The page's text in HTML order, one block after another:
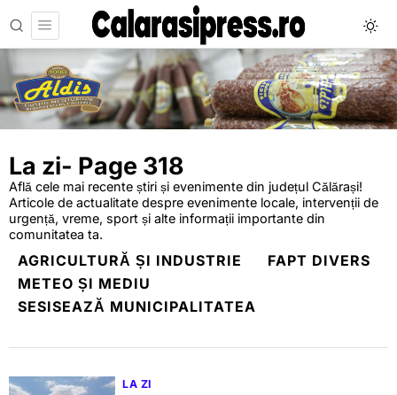
La zi- Page 318
Află cele mai recente știri și evenimente din județul Călărași!
Articole de actualitate despre evenimente locale, intervenții de
urgență, vreme, sport și alte informații importante din
comunitatea ta.
AGRICULTURĂ ȘI INDUSTRIE
FAPT DIVERS
METEO ȘI MEDIU
SESISEAZĂ MUNICIPALITATEA
LA ZI